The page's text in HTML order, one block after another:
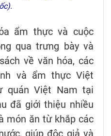
ẩm thực và cuộc
qua trưng bày và
về văn hóa, các
và ẩm thực Việt
quán Việt Nam tại
đã giới thiệu nhiều
món ăn từ khắp các